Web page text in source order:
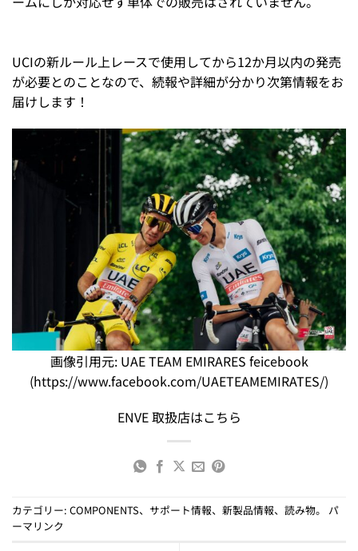
UCIの新ルール上レースで使用してから12か月以内の発売
が必要とのことなので、続報や詳細が分かり次第情報をお
届けします！
画像引用元: UAE TEAM EMIRARES feicebook
(https://www.facebook.com/UAETEAMEMIRATES/)
ENVE 取扱店はこちら
カテゴリー: COMPONENTS、 サポート情報、 新製品情報、 読み物。 パ
ーマリンク